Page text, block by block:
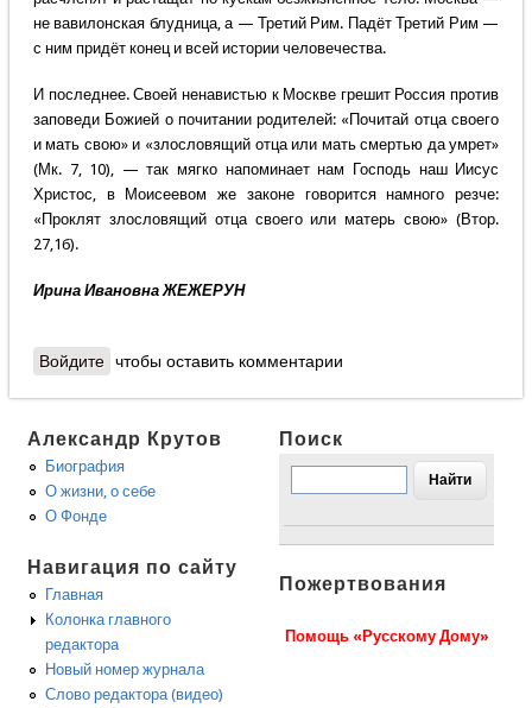
не вавилонская блудница, а — Третий Рим. Падёт Третий Рим —
с ним придёт конец и всей истории человечества.
И последнее. Своей ненавистью к Москве грешит Россия против
заповеди Божией о почитании родителей: «Почитай отца своего
и мать свою» и «злословящий отца или мать смертью да умрет»
(Мк. 7, 10), — так мягко напоминает нам Господь наш Иисус
Христос, в Моисеевом же законе говорится намного резче:
«Проклят злословящий отца своего или матерь свою» (Втор.
27,1б).
Ирина Ивановна ЖЕЖЕРУН
Войдите чтобы оставить комментарии
Александр Крутов
Биография
О жизни, о себе
О Фонде
Навигация по сайту
Главная
Колонка главного
редактора
Новый номер журнала
Слово редактора (видео)
Поиск
Пожертвования
Помощь «Русскому Дому»